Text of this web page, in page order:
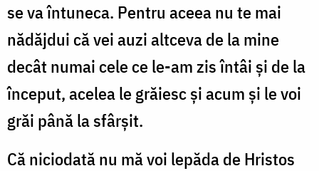
se va întuneca. Pentru aceea nu te mai
nădăjdui că vei auzi altceva de la mine
decât numai cele ce le-am zis întâi și de la
început, acelea le grăiesc și acum și le voi
grăi până la sfârșit.
Că niciodată nu mă voi lepăda de Hristos